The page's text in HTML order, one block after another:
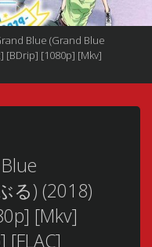
Blue (Grand Blue
[BDrip] [1080p] [Mkv]
る) (2018)
[Mkv]
[FLAC]